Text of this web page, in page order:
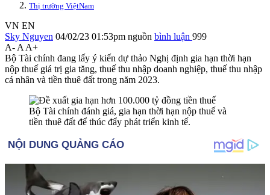
Thị trường ViệtNam
VN EN
Sky Nguyen 04/02/23 01:53pm nguồn bình luận 999
A- A A+
Bộ Tài chính đang lấy ý kiến dự thảo Nghị định gia hạn thời hạn
nộp thuế giá trị gia tăng, thuế thu nhập doanh nghiệp, thuế thu nhập
cá nhân và tiền thuê đất trong năm 2023.
Bộ Tài chính đánh giá, gia hạn thời hạn nộp thuế và
tiền thuê đất để thúc đẩy phát triển kinh tế.